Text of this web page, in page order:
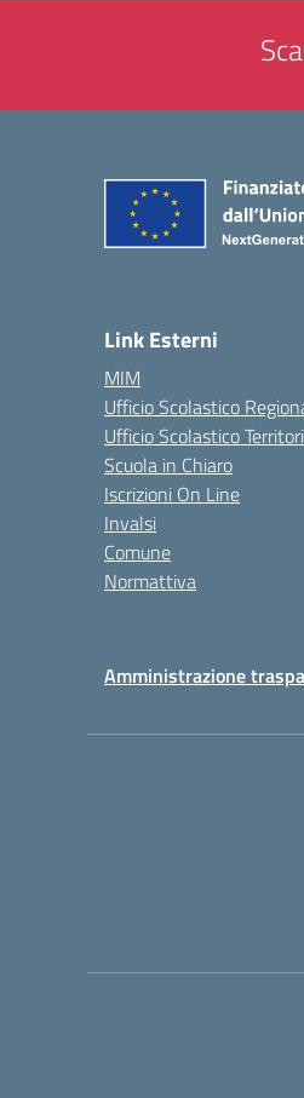
Link Esterni
MIM
Ufficio Scolastico
Ufficio Scolastico
Scuola in Chiaro
Iscrizioni On Line
Invalsi
Comune
Normattiva
Amministrazione